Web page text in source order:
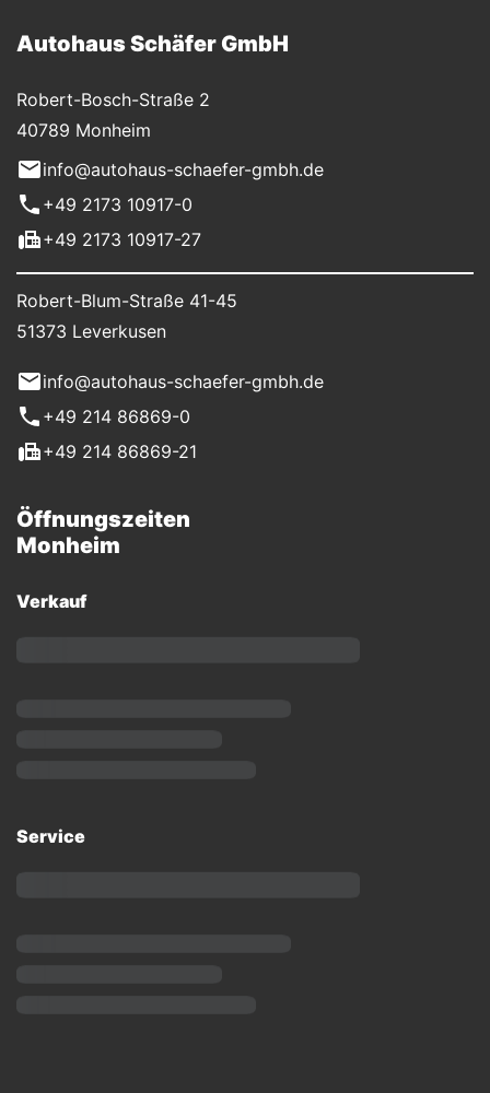
Autohaus Schäfer GmbH
Robert-Bosch-Straße 2
40789 Monheim
info@autohaus-schaefer-gmbh.de
+49 2173 10917-0
+49 2173 10917-27
Robert-Blum-Straße 41-45
51373 Leverkusen
info@autohaus-schaefer-gmbh.de
+49 214 86869-0
+49 214 86869-21
Öffnungszeiten
Monheim
Verkauf
Service